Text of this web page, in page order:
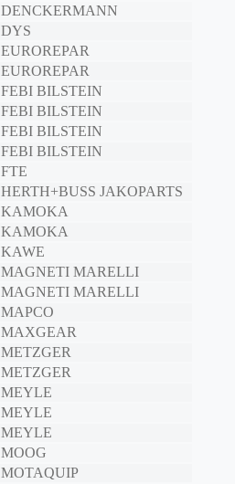
DENCKERMANN
DYS
EUROREPAR
EUROREPAR
FEBI BILSTEIN
FEBI BILSTEIN
FEBI BILSTEIN
FEBI BILSTEIN
FTE
HERTH+BUSS JAKOPARTS
KAMOKA
KAMOKA
KAWE
MAGNETI MARELLI
MAGNETI MARELLI
MAPCO
MAXGEAR
METZGER
METZGER
MEYLE
MEYLE
MEYLE
MOOG
MOTAQUIP